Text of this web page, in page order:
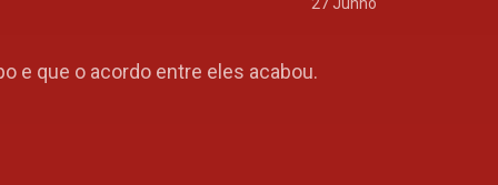
27 Junho
e que o acordo entre eles acabou.